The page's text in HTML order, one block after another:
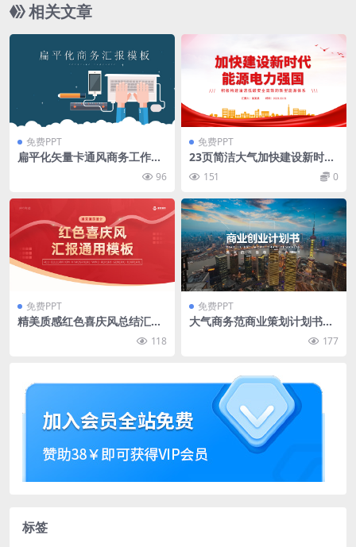
相关文章
免费PPT
扁平化矢量卡通风商务工作总
96
免费PPT
23页简洁大气加快建设新时代
能源电力强国PPT模版
151 0
免费PPT
精美质感红色喜庆风总结汇报
118
免费PPT
大气商务范商业策划计划书pp
177
标签